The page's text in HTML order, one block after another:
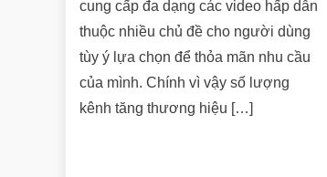
cung cấp đa dạng các video hấp dẫn
thuộc nhiều chủ đề cho người dùng
tùy ý lựa chọn để thỏa mãn nhu cầu
của mình. Chính vì vậy số lượng
kênh tăng thương hiệu […]